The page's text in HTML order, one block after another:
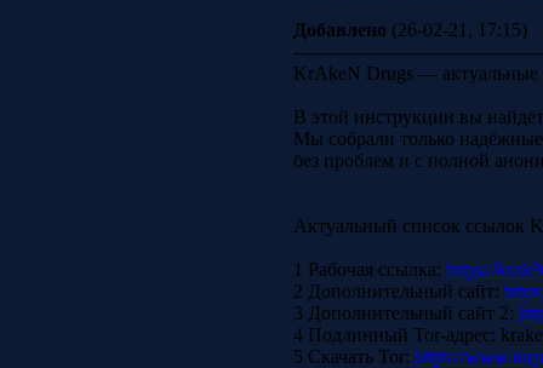
Добавлено (26-02-21, 17:15)
KrAkeN Drugs — актуальные
В этой инструкции вы
Мы собрали только
без проблем и с полной
Актуальный список ссылок
1 Рабочая ссылка: https://
2 Дополнительный сайт:
3 Дополнительный сайт 2:
4 Подлинный Tor-адрес:
5 Скачать Tor: https://